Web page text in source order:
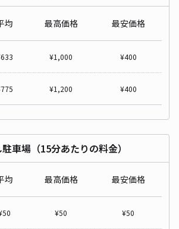
均 最高価格 最安価格
633 ¥1,000 ¥400
775 ¥1,200 ¥400
車場（15分あたりの料金）
均 最高価格 最安価格
50 ¥50 ¥50